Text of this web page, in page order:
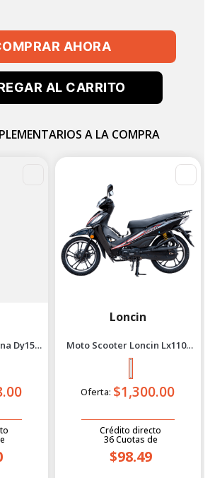
AHORA
AL CARRITO
A LA COMPRA
Dy150
Loncin
Moto Scooter Loncin Lx110-
13A Negro 2027
Oferta: $1,300.00
Crédito directo
36Cuotas de
$98.49